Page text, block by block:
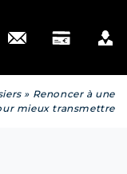
» Renoncer à une
mieux transmettre